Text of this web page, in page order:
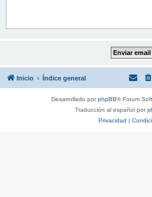
Inicio Índice general
Desarrollado porphpBB® Forum
Traducción al español por
Privacidad |